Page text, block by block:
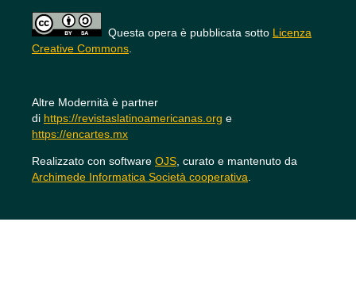
Questa opera è pubblicata sotto Licenza
Creative Commons.
Altre Modernità è partner
di https://revistaslatinoamericanas.org e
https://encartes.mx
Realizzato con software OJS, curato e mantenuto da
Archimede Informatica Società cooperativa